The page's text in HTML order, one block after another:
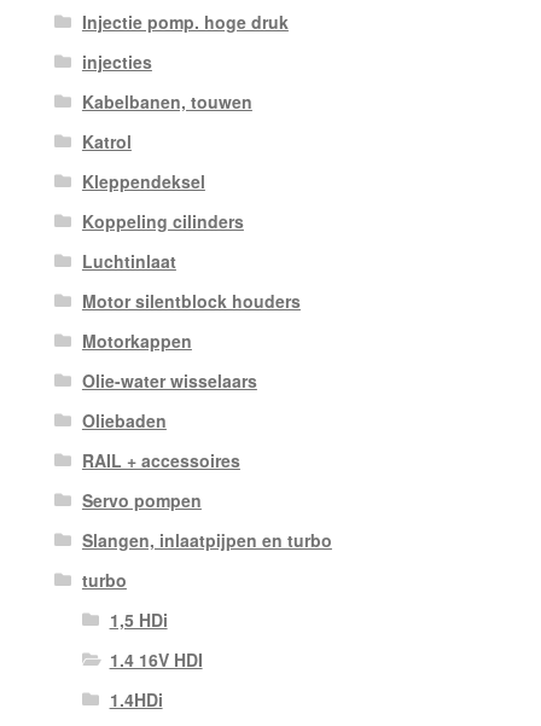
Injectie pomp. hoge druk
injecties
Kabelbanen, touwen
Katrol
Kleppendeksel
Koppeling cilinders
Luchtinlaat
Motor silentblock houders
Motorkappen
Olie-water wisselaars
Oliebaden
RAIL + accessoires
Servo pompen
Slangen, inlaatpijpen en turbo
turbo
1,5 HDi
1.4 16V HDI
1.4HDi